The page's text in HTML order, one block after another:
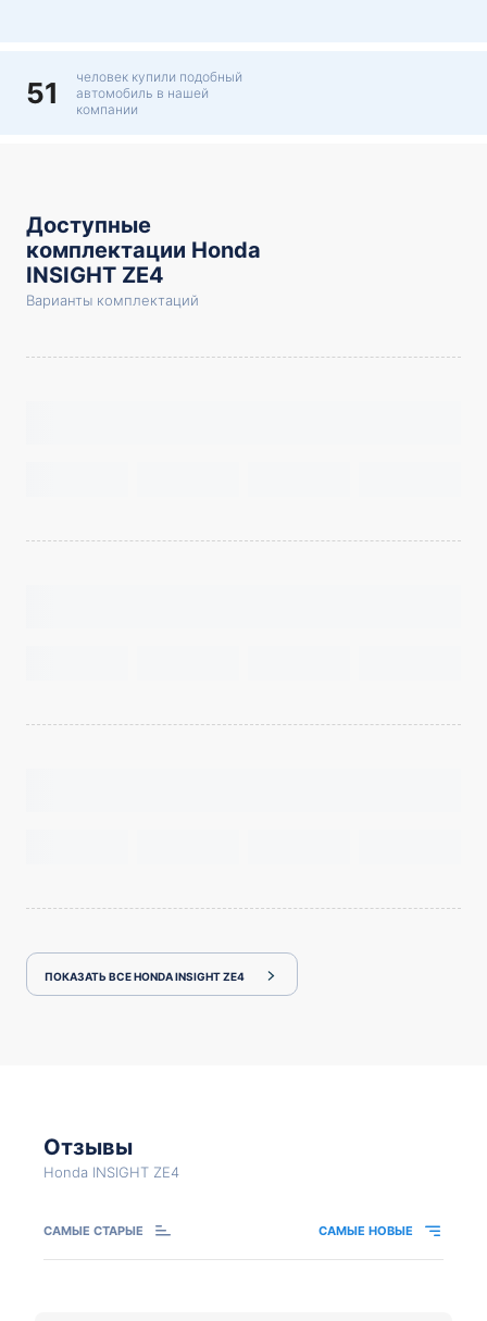
51
человек купили подобный
автомобиль в нашей
компании
Доступные
комплектации Honda
INSIGHT ZE4
Варианты комплектаций
ПОКАЗАТЬ ВСЕ HONDA INSIGHT ZE4
Отзывы
Honda INSIGHT ZE4
САМЫЕ СТАРЫЕ САМЫЕ НОВЫЕ